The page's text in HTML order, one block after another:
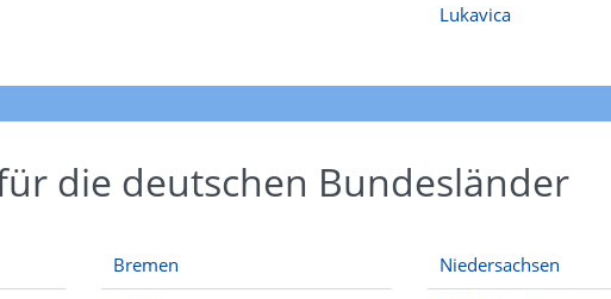
Lukavica
die deutschen Bundesländer
Bremen
Niedersachsen